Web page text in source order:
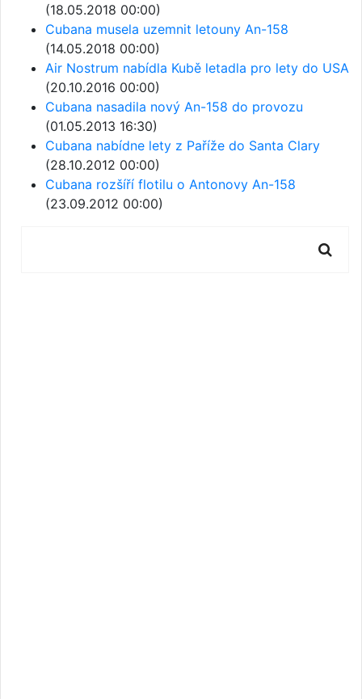
(18.05.2018 00:00)
Cubana musela uzemnit letouny An-158
(14.05.2018 00:00)
Air Nostrum nabídla Kubě letadla pro lety do USA
(20.10.2016 00:00)
Cubana nasadila nový An-158 do provozu
(01.05.2013 16:30)
Cubana nabídne lety z Paříže do Santa Clary
(28.10.2012 00:00)
Cubana rozšíří flotilu o Antonovy An-158
(23.09.2012 00:00)